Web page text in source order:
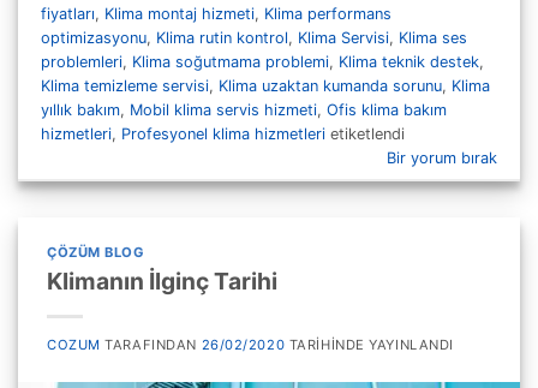
fiyatları, Klima montaj hizmeti, Klima performans
optimizasyonu, Klima rutin kontrol, Klima Servisi, Klima ses
problemleri, Klima soğutmama problemi, Klima teknik destek,
Klima temizleme servisi, Klima uzaktan kumanda sorunu, Klima
yıllık bakım, Mobil klima servis hizmeti,Ofis klima bakım
hizmetleri, Profesyonel klima hizmetleri etiketlendi
Bir yorum bırak
ÇÖZÜM BLOG
Klimanın İlginç Tarihi
COZUM TARAFINDAN 26/02/2020 TARIHINDE YAYINLANDI